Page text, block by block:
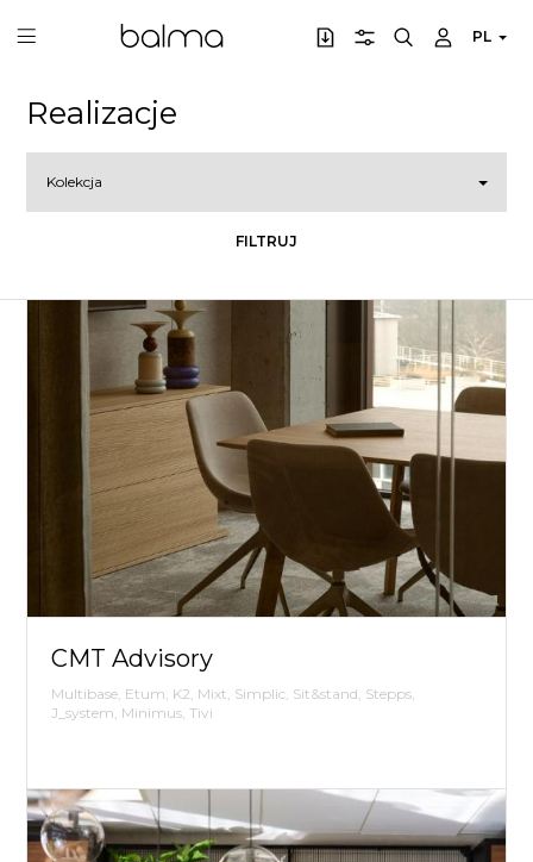
PL
Realizacje
Kolekcja
FILTRUJ
CMT Advisory
Multibase, Etum, K2, Mixt, Simplic, Sit&stand, Stepps,
J_system, Minimus, Tivi